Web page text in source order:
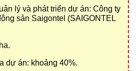
lý và phát triển dự án: Công ty
sản Saigontel (SAIGONTEL
dự án: khoảng 40%.